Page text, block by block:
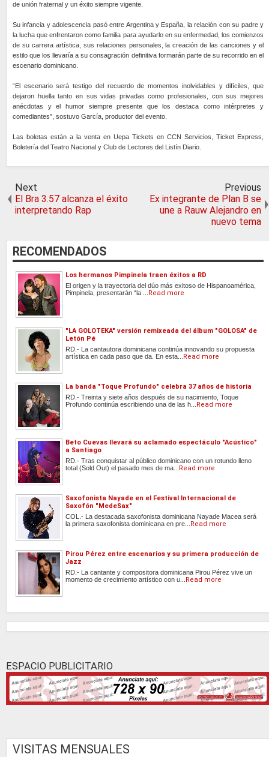
de unión fraternal y un éxito siempre vigente.
Su infancia y adolescencia pasó entre Argentina y España, la relación con su padre y
la lucha que enfrentaron como familia para ayudarlo en su enfermedad, los comienzos
de su carrera artística, sus relaciones personales, la creación de las canciones y el
estilo que los llevaría a su consagración definitiva formarán parte de su recorrido en el
escenario dominicano.
“El escenario será testigo del recuerdo de momentos inolvidables y difíciles, que
dejaron huella tanto en sus vidas privadas como profesionales, con sus mejores
anécdotas y el humor siempre presente que los destaca como intérpretes y
comediantes”, sostuvo García, productor del evento.
Las boletas están a la venta en Uepa Tickets en CCN Servicios, Ticket Express,
Boletería del Teatro Nacional y Club de Lectores del Listín Diario.
Next
El Bra 3.57 alcanza el éxito
interpretando Rap
Previous
Ex integrante de Plan B se
une a Rauw Alejandro en
nuevo tema
RECOMENDADOS
Los hermanos Pimpinela traen éxitos a RD
El origen y la trayectoria del dúo más exitoso de Hispanoamérica,
Pimpinela, presentarán “la ...
Read more
"LA GOLOTEKA" versión remixeada del álbum "GOLOSA" de
Letón Pé
RD.- La cantautora dominicana continúa innovando su propuesta
artística en cada paso que da. En esta...
Read more
La banda "Toque Profundo" celebra 37 años de historia
RD.- Treinta y siete años después de su nacimiento, Toque
Profundo continúa escribiendo una de las h...
Read more
Beto Cuevas llevará su aclamado espectáculo "Acústico"
a Santiago
RD.- Tras conquistar al público dominicano con un rotundo lleno
total (Sold Out) el pasado mes de ma...
Read more
Saxofonista Nayade en el Festival Internacional de
Saxofón "MedeSax"
COL.- La destacada saxofonista dominicana Nayade Macea será
la primera saxofonista dominicana en pre...
Read more
Pirou Pérez entre escenarios y su primera producción de
Jazz
RD.- La cantante y compositora dominicana Pirou Pérez vive un
momento de crecimiento artístico con u...
Read more
ESPACIO PUBLICITARIO
VISITAS MENSUALES